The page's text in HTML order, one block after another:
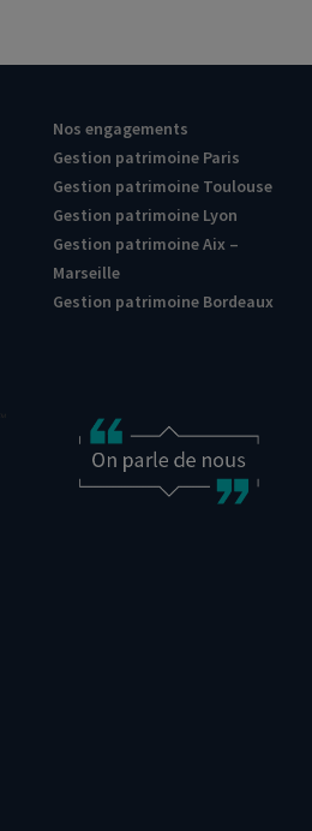
Nos engagements
Gestion patrimoine Paris
Gestion patrimoine Toulouse
Gestion patrimoine Lyon
Gestion patrimoine Aix –
Marseille
Gestion patrimoine Bordeaux